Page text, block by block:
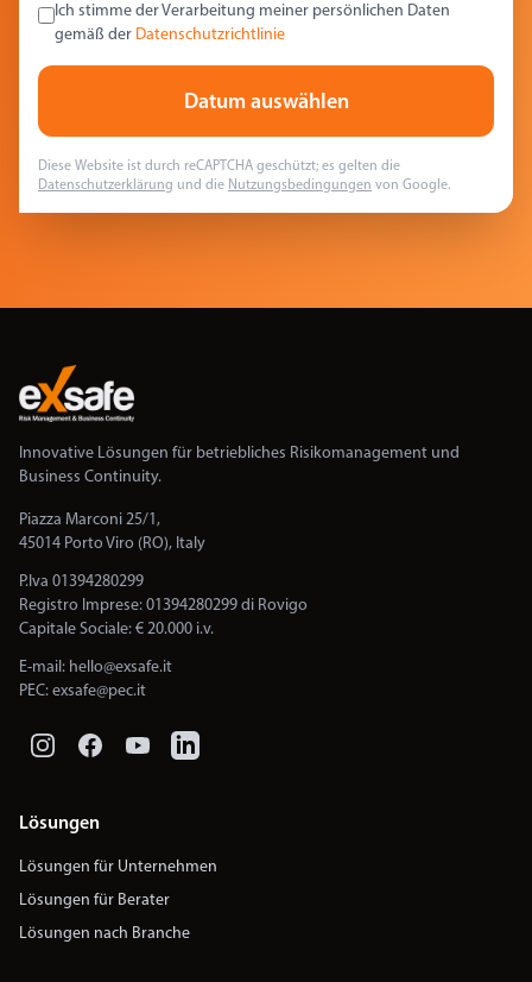
Ich stimme der Verarbeitung meiner persönlichen Daten
gemäß der Datenschutzrichtlinie
Datum auswählen
Diese Website ist durch reCAPTCHA geschützt; es gelten die
Datenschutzerklärung und die Nutzungsbedingungen von Google.
Innovative Lösungen für betriebliches Risikomanagement und
Business Continuity.
Piazza Marconi 25/1,
45014 Porto Viro (RO), Italy
P.Iva 01394280299
Registro Imprese: 01394280299 di Rovigo
Capitale Sociale: € 20.000 i.v.
E-mail: hello@exsafe.it
PEC:exsafe@pec.it
Lösungen
Lösungen für Unternehmen
Lösungen für Berater
Lösungen nach Branche